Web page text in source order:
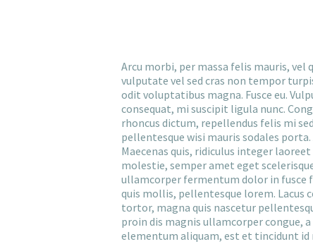
Arcu morbi, per massa felis mauris,
vulputate vel sed cras non tempor
odit voluptatibus magna. Fusce eu.
consequat, mi suscipit ligula nunc.
rhoncus dictum, repellendus felis mi
pellentesque wisi mauris sodales
Maecenas quis, ridiculus integer
molestie, semper amet eget
ullamcorper fermentum dolor in fusce
quis mollis, pellentesque lorem. Lacus
tortor, magna quis nascetur
proin dis magnis ullamcorper congue,
elementum aliquam, est et tincidunt id